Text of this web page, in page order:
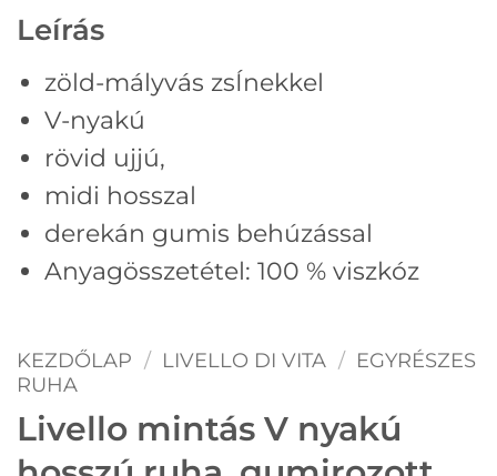
Leírás
zöld-mályvás zsÍnekkel
V-nyakú
rövid ujjú,
midi hosszal
derekán gumis behúzással
Anyagösszetétel: 100 % viszkóz
KEZDŐLAP / LIVELLO DI VITA / EGYRÉSZES
RUHA
Livello mintás V nyakú